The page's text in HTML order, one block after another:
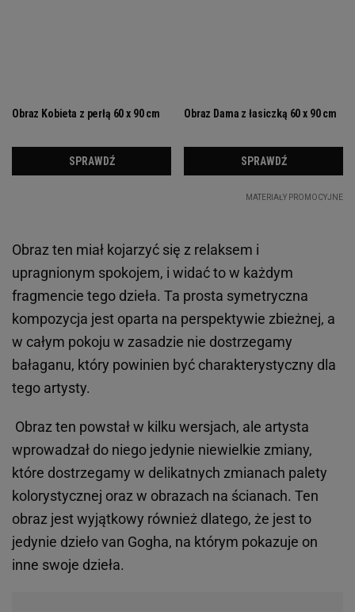
Obraz ten miał kojarzyć się z relaksem i
upragnionym spokojem, i widać to w każdym
fragmencie tego dzieła. Ta prosta symetryczna
kompozycja jest oparta na perspektywie zbieżnej, a
w całym pokoju w zasadzie nie dostrzegamy
bałaganu, który powinien być charakterystyczny dla
tego artysty.
Obraz ten powstał w kilku wersjach, ale artysta
wprowadzał do niego jedynie niewielkie zmiany,
które dostrzegamy w delikatnych zmianach palety
kolorystycznej oraz w obrazach na ścianach. Ten
obraz jest wyjątkowy również dlatego, że jest to
jedynie dzieło van Gogha, na którym pokazuje on
inne swoje dzieła.